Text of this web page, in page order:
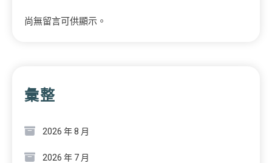
尚無留言可供顯示。
彙整
2026 年 8 月
2026 年 7 月